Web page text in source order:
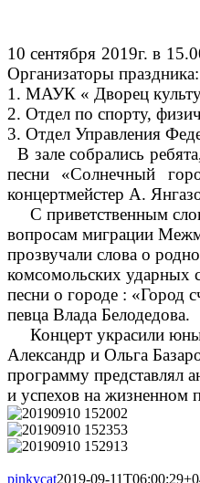
10 сентября 2019г. в
Организаторы праздника:
1. МАУК « Дворец
2. Отдел по спорту,
3. Отдел Управления
В зале собрались
песни «Солнечный
концертмейстер А.
С приветственным
вопросам миграции
прозвучали слова о
комсомольских ударных
песни о городе : «Город
певца Влада Белодедова.
Концерт украсили
Александр и Ольга
программу представлял
и успехов на жизненном
pinkycat2019-09-